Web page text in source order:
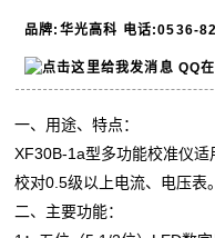
品牌:华光高科 电话:0536-
QQ
一、用途、特点：
XF30B-1a型多功能校准仪适
校对0.5级以上电流、电压表。
二、主要功能：